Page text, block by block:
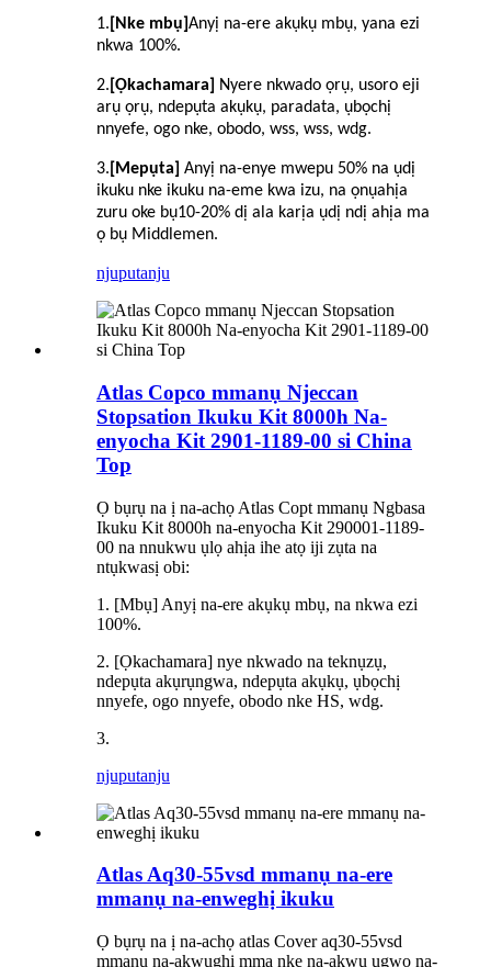
1. [Nke mbụ] Anyị na-ere akụkụ mbụ, yana ezi
nkwa 100%.
2. [Ọkachamara]
Nyere nkwado ọrụ, usoro eji
arụ ọrụ, ndepụta akụkụ, paradata, ụbọchị
nnyefe, ogo nke, obodo, wss, wss, wdg.
3. [Mepụta]
Anyị na-enye mwepu 50% na ụdị
ikuku nke ikuku na-eme kwa izu, na ọnụahịa
zuru oke bụ10-20% dị ala karịa ụdị ndị ahịa ma
ọ bụ Middlemen.
njuputanju
Atlas Copco mmanụ Njeccan
Stopsation Ikuku Kit 8000h Na-
enyocha Kit 2901-1189-00 si China
Top
Ọ bụrụ na ị na-achọ Atlas Copt mmanụ Ngbasa
Ikuku Kit 8000h na-enyocha Kit 290001-1189-
00 na nnukwu ụlọ ahịa ihe atọ iji zụta na
ntụkwasị obi:
1. [Mbụ] Anyị na-ere akụkụ mbụ, na nkwa ezi
100%.
2. [Ọkachamara] nye nkwado na teknụzụ,
ndepụta akụrụngwa, ndepụta akụkụ, ụbọchị
nnyefe, ogo nnyefe, obodo nke HS, wdg.
3.
njuputanju
Atlas Aq30-55vsd mmanụ na-ere
mmanụ na-enweghị ikuku
Ọ bụrụ na ị na-achọ atlas Cover aq30-55vsd
mmanụ na-akwụghị mma nke na-akwụ ụgwọ na-